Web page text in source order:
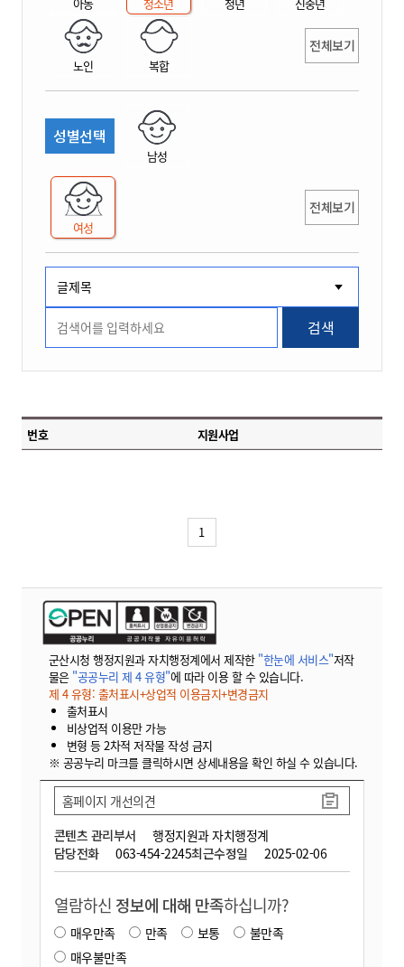
노인 복합
전체보기
성별선택
남성
여성
전체보기
검색
번호 지원사업
1
군산시청 행정지원과 자치행정계에서 제작한 "한눈에 서비스"저작
물은 "공공누리 제 4 유형"에 따라 이용 할 수 있습니다.
제 4 유형: 출처표시+상업적 이용금지+변경금지
출처표시
비상업적 이용만 가능
변형 등 2차적 저작물 작성 금지
※ 공공누리 마크를 클릭하시면 상세내용을 확인 하실 수 있습니다.
콘텐츠 관리부서
행정지원과 자치행정계
담당전화
063-454-2245최근수정일 2025-02-06
홈페이지 개선의견
열람하신 정보에 대해 만족하십니까?
매우만족 만족 보통
불만족
매우불만족